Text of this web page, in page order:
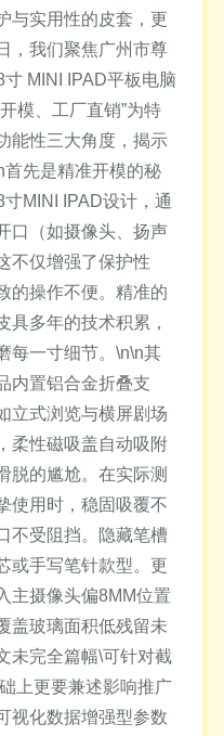
与实用性的皮套，更
，我们聚焦广州市尊
MINI IPAD平板电脑
模、工厂直销”为特
能性三大角度，揭示
先是精准开模的秘
MINI IPAD设计，通
口（如摄像头、扬声
不仅增强了保护性
的操作不便。精准的
具多年的技术积累，
每一寸细节。\n\n其
内置铝合金折叠支
立式浏览与横屏剧场
柔性磁吸盖自动吸附
脱的尴尬。在实际测
使用时，稳固吸覆不
不受阻挡。隐藏笔槽
或手写笔针款型。更
主摄像头偏8MM位置
盖玻璃面积低残留未
未完全篇幅\可针对截
上更要兼述影响推广
视化数据增强型参数